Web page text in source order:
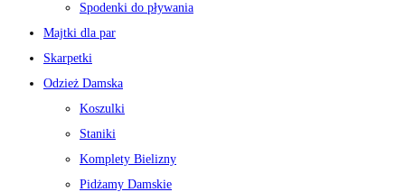
Spodenki do pływania
Majtki dla par
Skarpetki
Odzież Damska
Koszulki
Staniki
Komplety Bielizny
Pidżamy Damskie